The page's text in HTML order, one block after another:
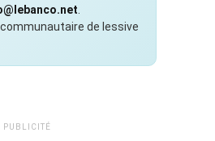
de lessive
PUBLICITÉ